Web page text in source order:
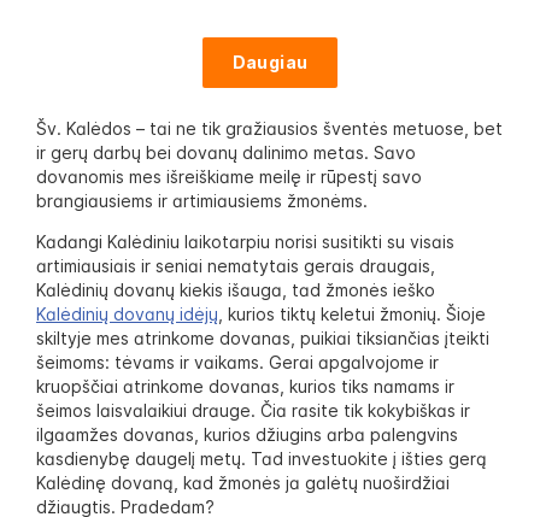
Šv. Kalėdos – tai ne tik gražiausios šventės metuose, bet
ir gerų darbų bei dovanų dalinimo metas. Savo
dovanomis mes išreiškiame meilę ir rūpestį savo
brangiausiems ir artimiausiems žmonėms.
Kadangi Kalėdiniu laikotarpiu norisi susitikti su visais
artimiausiais ir seniai nematytais gerais draugais,
Kalėdinių dovanų kiekis išauga, tad žmonės ieško
Kalėdinių dovanų idėjų , kurios tiktų keletui žmonių. Šioje
skiltyje mes atrinkome dovanas, puikiai tiksiančias įteikti
šeimoms: tėvams ir vaikams. Gerai apgalvojome ir
kruopščiai atrinkome dovanas, kurios tiks namams ir
šeimos laisvalaikiui drauge. Čia rasite tik kokybiškas ir
ilgaamžes dovanas, kurios džiugins arba palengvins
kasdienybę daugelį metų. Tad investuokite į išties gerą
Kalėdinę dovaną, kad žmonės ja galėtų nuoširdžiai
džiaugtis. Pradedam?
Daugiau